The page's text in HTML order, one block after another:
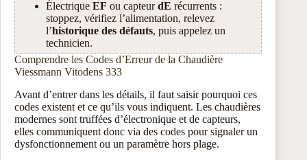
Électrique EF ou capteurdE récurrents :
stoppez, vérifiez l’alimentation, relevez
l’historique des défauts, puis appelez un
technicien.
Comprendre les Codes d’Erreur de la Chaudière
Viessmann Vitodens 333
Avant d’entrer dans les détails, il faut saisir pourquoi ces
codes existent et ce qu’ils vous indiquent. Les chaudières
modernes sont truffées d’électronique et de capteurs,
elles communiquent donc via des codes pour signaler un
dysfonctionnement ou un paramètre hors plage.